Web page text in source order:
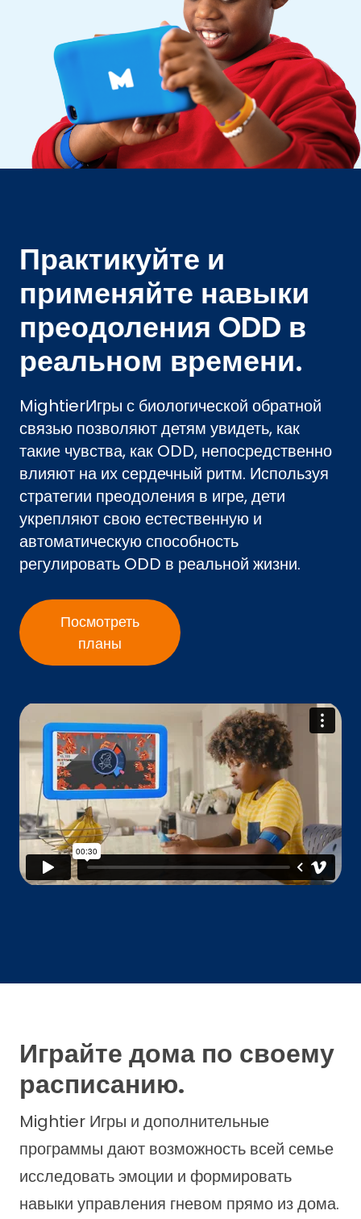
Практикуйте и
применяйте навыки
преодоления ODD в
реальном времени.
MightierИгры с биологической обратной
связью позволяют детям увидеть, как
такие чувства, как ODD, непосредственно
влияют на их сердечный ритм. Используя
стратегии преодоления в игре, дети
укрепляют свою естественную и
автоматическую способность
регулировать ODD в реальной жизни.
Посмотреть
планы
Играйте дома по своему
расписанию.
Mightier Игры и дополнительные
программы дают возможность всей семье
исследовать эмоции и формировать
навыки управления гневом прямо из дома.